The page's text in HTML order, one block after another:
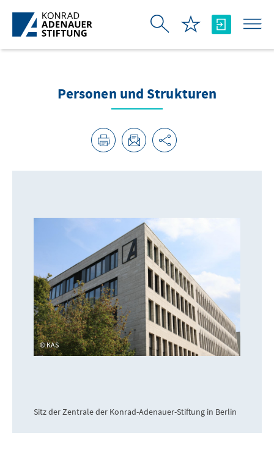
Skip to Main Content
Personen und Strukturen
KAS
Sitz der Zentrale der Konrad-Adenauer-Stiftung in Berlin